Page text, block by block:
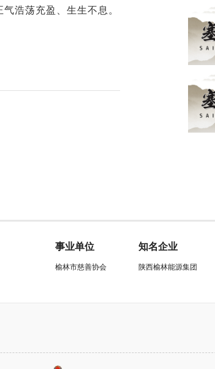
浩荡充盈、生生不息。
事业单位
榆林市慈善协会
知名企业
陕西榆林能源集团